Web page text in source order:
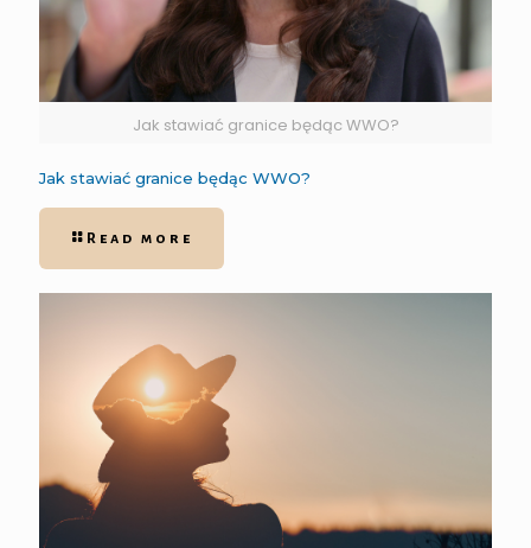
Jak stawiać granice będąc WWO?
Jak stawiać granice będąc WWO?
Read more